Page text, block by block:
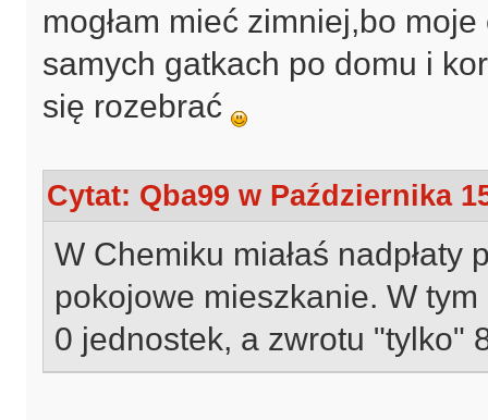
mogłam mieć zimniej,bo
samych gatkach po domu i
się rozebrać
Cytat: Qba99 w Października
W Chemiku miałaś nadpłaty
pokojowe mieszkanie. W
0 jednostek, a zwrotu "tylko"